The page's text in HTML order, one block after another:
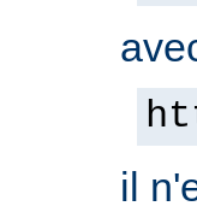
il